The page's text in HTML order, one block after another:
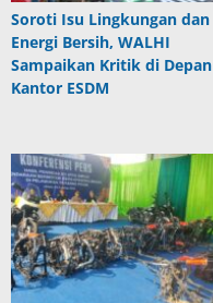
Soroti Isu Lingkungan dan
Energi Bersih, WALHI
Sampaikan Kritik di Depan
Kantor ESDM